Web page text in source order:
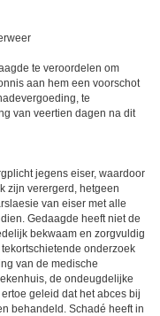
te veroordelen om
aan hem een voorschot
te
van veertien dagen na dit
jegens eiser, waardoor
zijn verergerd, hetgeen
van eiser met alle
Gedaagde heeft niet de
bekwaam en zorgvuldig
onderzoek
van de medische
de ondeugdelijke
geleid dat het abces bij
behandeld. Schadé heeft in